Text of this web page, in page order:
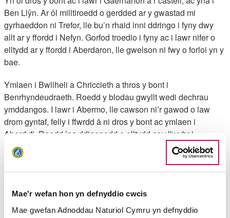
Mae'r wefan hon yn defnyddio cwcis
Mae gwefan Adnoddau Naturiol Cymru yn defnyddio
Ben Llŷn. Ar ôl milltiroedd o gerdded ar y gwastad mi
gyrhaeddon ni Trefor, lle bu’n rhaid inni ddringo i fyny dwy
allt ar y ffordd i Nefyn. Gorfod troedio i fyny ac i lawr nifer o
elltydd ar y ffordd i Aberdaron, lle gwelson ni fwy o forloi yn y
bae.
Ymlaen i Bwllheli a Chriccieth a thros y bont i
Benrhyndeudraeth. Roedd y blodau gwyllt wedi dechrau
ymddangos. I lawr i Abermo, lle cawson ni’r gawod o law
drom gyntaf, felly i ffwrdd â ni dros y bont ac ymlaen i
Aberdyfi. Roedd ’na ddigonedd o elltydd ar y llwybr i
Fachynlleth ac yn ôl at yr arfordir i Ynyslas, ac yna deuddydd
hir ar Lwybr Ceredigion a’r allt fwyaf serth o’r daith, cyn
cyrraedd Aberystwyth a throedio i’r de i Sir Benfro.
Ar hyd arfordir garw Sir Benfro roedd ’na bentrefi hardd a
digonedd o fywyd gwyllt – adar, mulfrain gwyrdd, piod môr,